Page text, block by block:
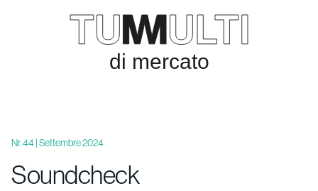
Nr. 44 | Settembre 2024
Soundcheck